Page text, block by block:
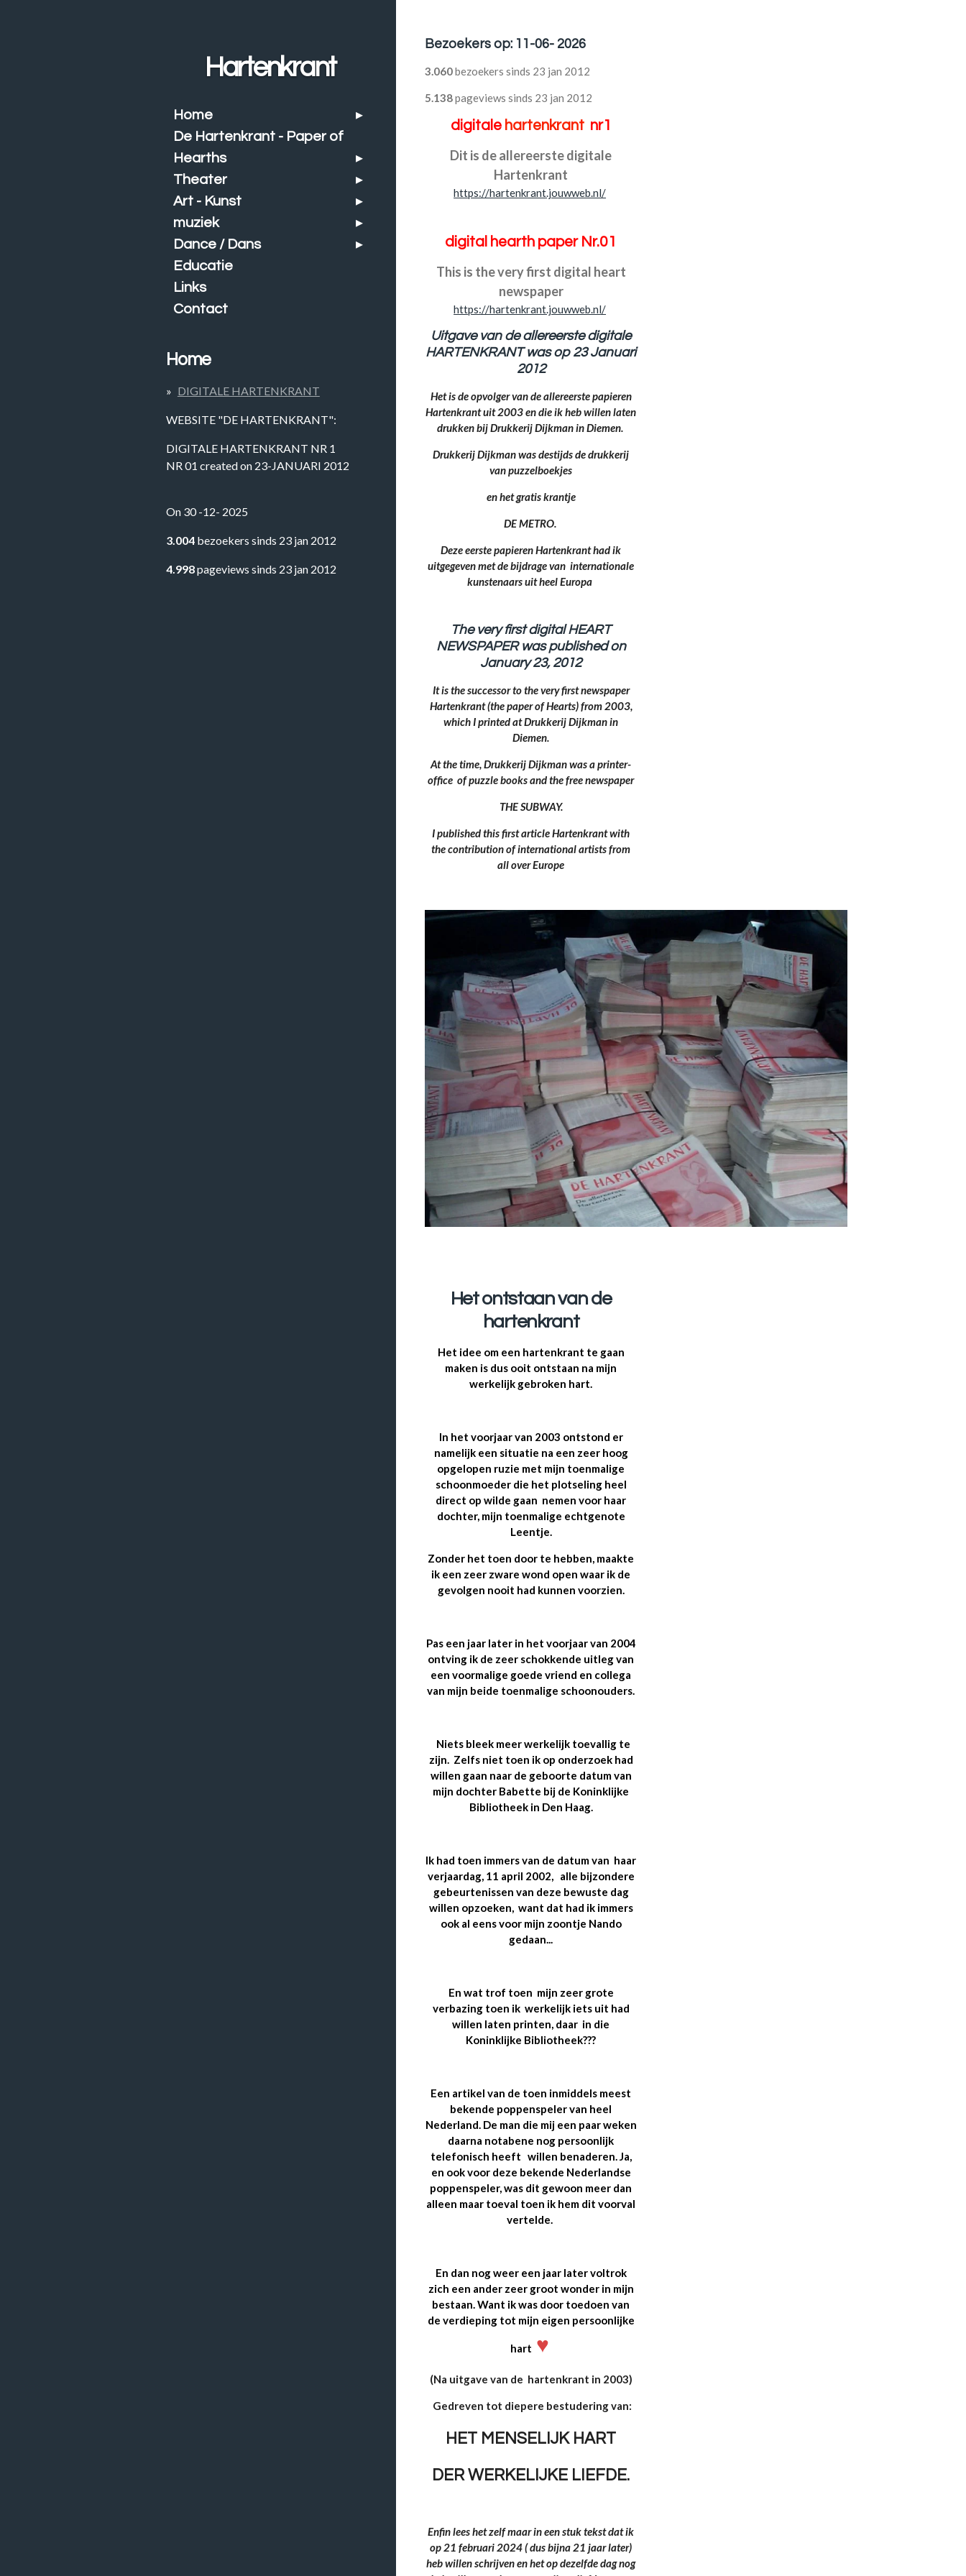
Bezoekers op: 11-06- 2026
3.060bezoekers sinds 23 jan 2012
5.138pageviews sinds 23 jan 2012
digitale hartenkrantnr1
Dit is de allereerste digitale
Hartenkrant
https://hartenkrant.jouwweb.nl/
digital hearth paper Nr.01
This is the very first digital heart
newspaper
https://hartenkrant.jouwweb.nl/
Uitgave van de allereerste digitale
HARTENKRANT was op 23 Januari
2012
Het is de opvolger van de allereerste papieren
Hartenkrant uit 2003 en die ik heb willen laten
drukken bij Drukkerij Dijkman in Diemen.
Drukkerij Dijkman was destijds de drukkerij
van puzzelboekjes
en het gratis krantje
DE METRO.
Deze eerste papieren Hartenkrant had ik
uitgegeven met de bijdrage van internationale
kunstenaars uit heel Europa
The very first digital HEART
NEWSPAPER was published on
January 23, 2012
It is the successor to the very first newspaper
Hartenkrant (the paper of Hearts) from 2003,
which I printed at Drukkerij Dijkman in
Diemen.
At the time, Drukkerij Dijkman was a printer-
office of puzzle books and the free newspaper
THE SUBWAY.
I published this first article Hartenkrant with
the contribution of international artists from
all over Europe
Het ontstaan van de
hartenkrant
Het idee om een hartenkrant te gaan
maken is dus ooit ontstaan na mijn
werkelijk gebroken hart.
In het voorjaar van 2003 ontstond er
namelijk een situatie na een zeer hoog
opgelopen ruzie met mijn toenmalige
schoonmoeder die het plotseling heel
direct op wilde gaan nemen voor haar
dochter, mijn toenmalige echtgenote
Leentje.
Zonder het toen door te hebben, maakte
ik een zeer zware wond open waar ik de
gevolgen nooit had kunnen voorzien.
Pas een jaar later in het voorjaar van 2004
ontving ik de zeer schokkende uitleg van
een voormalige goede vriend en collega
van mijn beide toenmalige schoonouders.
Niets bleek meer werkelijk toevallig te
zijn. Zelfs niet toen ik op onderzoek had
willen gaan naar de geboorte datum van
mijn dochter Babette bij de Koninklijke
Bibliotheek in Den Haag.
Ik had toen immers van de datum van haar
verjaardag, 11 april 2002, alle bijzondere
gebeurtenissen van deze bewuste dag
willen opzoeken, want dat had ik immers
ook al eens voor mijn zoontje Nando
gedaan...
En wat trof toen mijn zeer grote
verbazing toen ik werkelijk iets uit had
willen laten printen, daar in die
Koninklijke Bibliotheek???
Een artikel van de toen inmiddels meest
bekende poppenspelervan heel
Nederland. De man die mij een paar weken
daarna notabene nog persoonlijk
telefonisch heeft willen benaderen. Ja,
en ook voor deze bekende Nederlandse
poppenspeler, was dit gewoon meer dan
alleen maar toeval toen ik hem dit voorval
vertelde.
En dan nog weer een jaar latervoltrok
zich een ander zeer groot wonder in mijn
bestaan.Want ik was door toedoen van
de verdieping tot mijn eigen persoonlijke
hart ♥️
(Na uitgave van de hartenkrant in 2003)
Gedreven tot diepere bestudering van:
HET MENSELIJK HART
DER WERKELIJKE LIEFDE.
Enfin lees het zelf maar in een stuk tekst dat ik
op 21 februari 2024( dus bijna 21 jaar later)
heb willen schrijven en het op dezelfde dag nog
Hartenkrant
Home
De Hartenkrant - Paper of
Hearths
Theater
Art - Kunst
muziek
Dance / Dans
Educatie
Links
Contact
Home
DIGITALE HARTENKRANT
WEBSITE "DE HARTENKRANT":
DIGITALE HARTENKRANT NR 1
NR 01 created on 23-JANUARI 2012
On 30 -12- 2025
3.004 bezoekers sinds 23 jan 2012
4.998pageviews sinds 23 jan 2012